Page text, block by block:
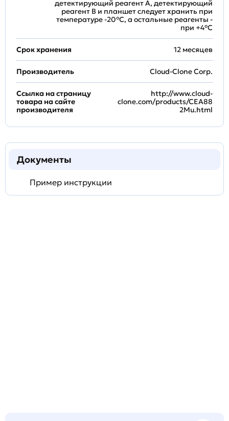
детектирующий реагент A, детектирующий
реагент B и планшет следует хранить при
температуре -20°C, а остальные реагенты -
при +4°С
Срок хранения 12 месяцев
Производитель Cloud-Clone Corp.
Ссылка на страницу
товара на сайте
производителя
http://www.cloud-
clone.com/products/CEA88
2Mu.html
Документы
Пример инструкции